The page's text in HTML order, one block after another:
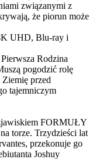
związanymi z
że piorun może
UHD, Blu-ray i
Rodzina
pogodzić rolę
przed
tajemniczym
FORMUŁY
torze. Trzydzieści lat
przekonuje go
Joshuy